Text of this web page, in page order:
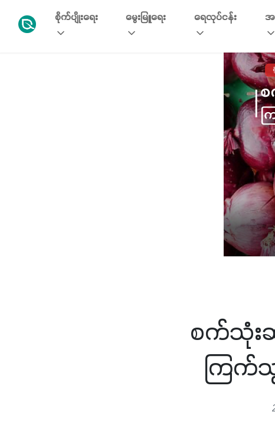
စိုက်ပျိုးရေး မွေးမြူရေး ရေလုပ်ငန်း
စက်သုံးဆီ
ကြက်